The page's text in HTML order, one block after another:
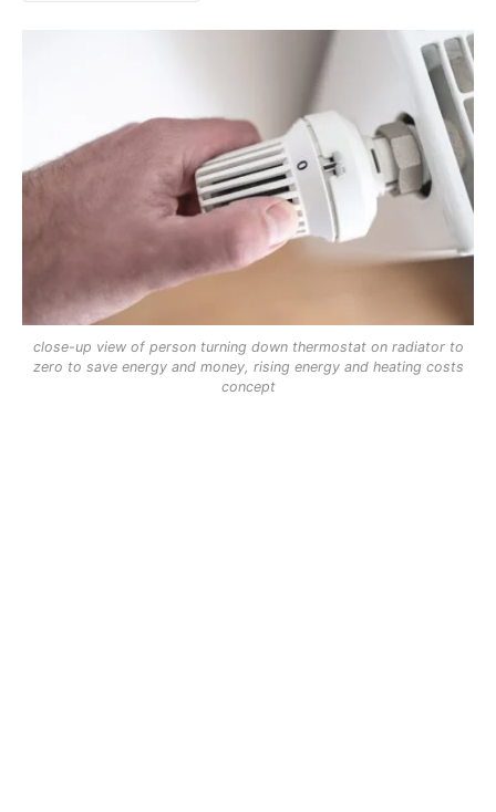
close-up view of person turning down thermostat on radiator to
zero to save energy and money, rising energy and heating costs
concept